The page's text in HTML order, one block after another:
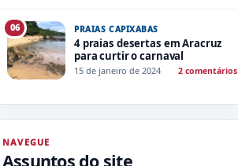
06 PRAIAS CAPIXABAS
4 praias desertas em Aracruz
para curtir o carnaval
15 de janeiro de 2024 2 comentários
NAVEGUE
Assuntos do site